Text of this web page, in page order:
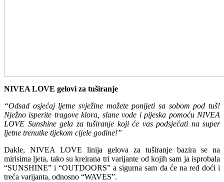
NIVEA LOVE gelovi za tuširanje
“Odsad osjećaj ljetne svježine možete ponijeti sa sobom pod tuš!
Nježno isperite tragove klora, slane vode i pijeska pomoću NIVEA
LOVE Sunshine gela za tuširanje koji će vas podsjećati na super
ljetne trenutke tijekom cijele godine!”
Dakle, NIVEA LOVE linija gelova za tuširanje bazira se na
mirisima ljeta, tako su kreirana tri varijante od kojih sam ja isprobala
“SUNSHINE” i “OUTDOORS” a sigurna sam da će na red doći i
treća varijanta, odnosno “WAVES”.